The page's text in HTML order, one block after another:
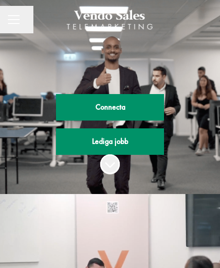
Dela sidan
Connecta
Lediga jobb
Skrolla för mer innehåll
framtidens